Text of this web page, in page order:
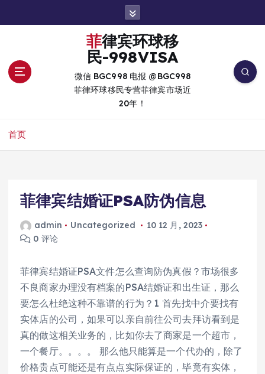
菲律宾环球移
民-998VISA
微信 BGC998 电报 @BGC998
菲律环球移民专营菲律宾市场近
20年！
首页
菲律宾结婚证PSA防伪信息
admin Uncategorized
10 12 月, 2023
0 评论
菲律宾结婚证PSA文件怎么查询防伪真假？市场很多
不良商家办理没有档案的PSA结婚证和出生证，那么
要怎么杜绝这种不靠谱的行为？1 首先找中介要找有
实体店的公司，如果可以亲自前往公司去拜访看到是
真的做这相关业务的，比如你去了商家是一个超市，
一个餐厅。。。。 那么他只能算是一个代办的，除了
价格贵点可能还是有点点实际保证的，毕竟有实体，